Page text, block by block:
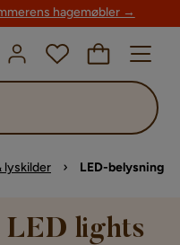
hagemøbler →
lyskilder LED-belysning
lights